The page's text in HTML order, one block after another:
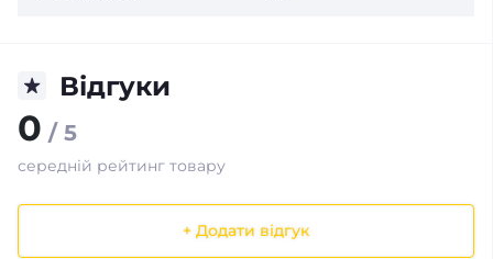
Відгуки
0 / 5
середній рейтинг товару
+ Додати відгук